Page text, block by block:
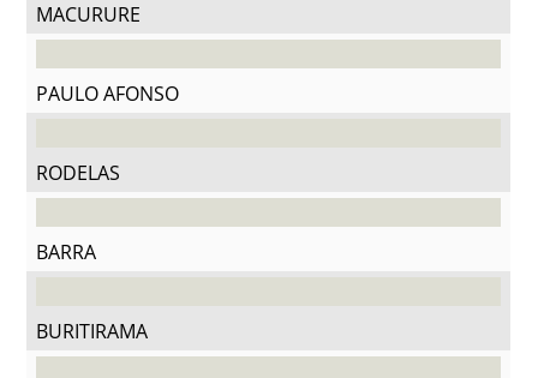
MACURURE
PAULO AFONSO
RODELAS
BARRA
BURITIRAMA